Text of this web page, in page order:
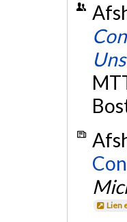
Lien